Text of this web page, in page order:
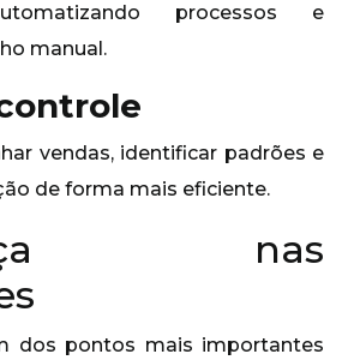
processos e
manual.
vendas, identificar padrões e
de forma mais eficiente.
nas
dos pontos mais importantes